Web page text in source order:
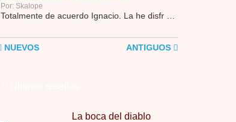
Por: Skalope
Totalmente de acuerdo Ignacio. La he disfr …
NUEVOS ANTIGUOS
La boca del diablo